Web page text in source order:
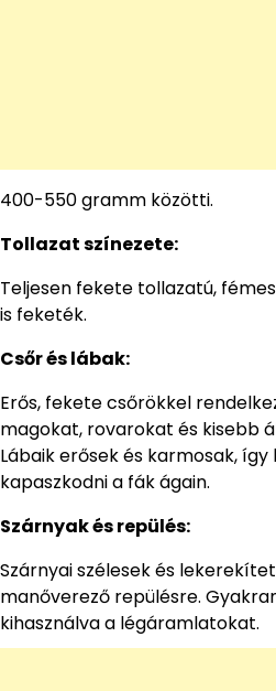
400-550 gramm közötti.
Tollazat színezete:
Teljesen fekete tollazatú,
is feketék.
Csőr és lábak:
Erős, fekete csőrökkel
magokat, rovarokat és kisebb
Lábaik erősek és karmosak,
kapaszkodni a fák ágain.
Szárnyak és repülés:
Szárnyai szélesek és
manőverező repülésre.
kihasználva a légáramlatokat.